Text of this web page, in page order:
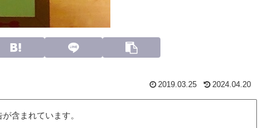
2019.03.25 2024.04.20
含まれています。